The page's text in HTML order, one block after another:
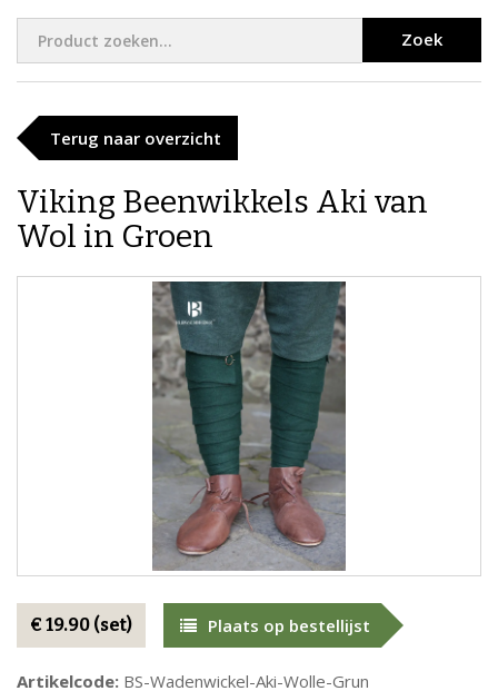
Zoek
Terug naar overzicht
Viking Beenwikkels Aki van
Wol in Groen
€ 19.90 (set) Plaats op bestellijst
Artikelcode: BS-Wadenwickel-Aki-Wolle-Grun